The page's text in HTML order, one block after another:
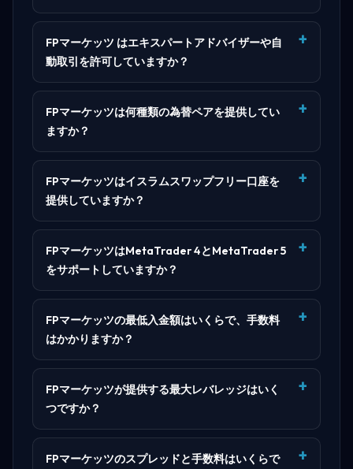
FPマーケッツ はエキスパートアドバイザーや自
動取引を許可していますか？
FPマーケッツは何種類の為替ペアを提供してい
ますか？
FPマーケッツはイスラムスワップフリー口座を
提供していますか？
FPマーケッツはMetaTrader 4とMetaTrader 5
をサポートしていますか？
FPマーケッツの最低入金額はいくらで、手数料
はかかりますか？
FPマーケッツが提供する最大レバレッジはいく
つですか？
FPマーケッツのスプレッドと手数料はいくらで